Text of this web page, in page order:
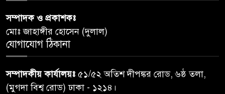
পেশ
৬
তদন্ত শেষ পর্যায়ে, দ্রুত চার্জশিট
৭
সম্পাদক ও প্রকাশকঃ
মোঃ জাহাঙ্গীর হোসেন (দুলাল)
যোগাযোগ ঠিকানা
সম্পাদকীয় কার্যালয়ঃ ৫১/৫২ অতিশ দীপঙ্কর রোড, ৬ষ্ঠ তলা,
(মুগদা বিশ্ব রোড) ঢাকা - ১২১৪।